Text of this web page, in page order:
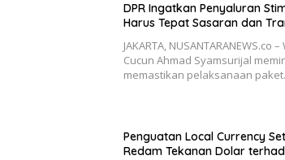
DPR Ingatkan Penyaluran
Harus Tepat Sasaran dan
JAKARTA, NUSANTARANEWS.co
Cucun Ahmad Syamsurijal
memastikan pelaksanaan
Penguatan Local Currency
Redam Tekanan Dolar